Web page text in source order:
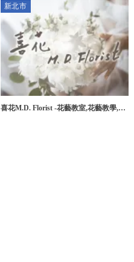
楊梅花藝教學
新北市
喜花M.D. Florist -花藝教室,花藝教學,台